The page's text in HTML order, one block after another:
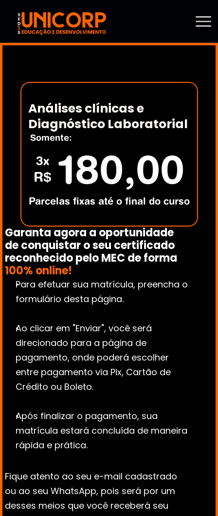
Análises clínicas e
Diagnóstico Laboratorial
Somente:
3x
R$ 180,00
Parcelas fixas até o final do curso
Garanta agora a oportunidade
de conquistar o seu certificado
100% online!
Para efetuar sua matrícula, preencha o
formulário desta página.
Ao clicar em "Enviar", você será
direcionado para a página de
pagamento, onde poderá escolher
entre pagamento via Pix, Cartão de
Crédito ou Boleto.
Após finalizar o pagamento, sua
matrícula estará concluída de maneira
rápida e prática.
Fique atento ao seu e-mail cadastrado
ou ao seu WhatsApp, pois será por um
desses meios que você receberá seu